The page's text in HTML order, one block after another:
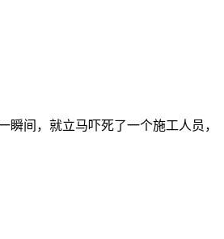
间，就立马吓死了一个施工人员，